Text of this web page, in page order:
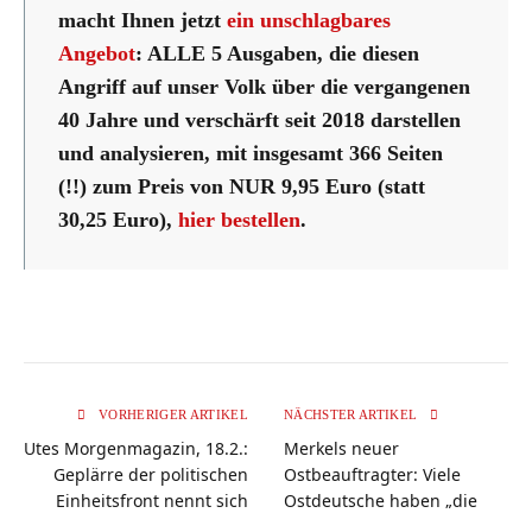
macht Ihnen jetzt ein unschlagbares
Angebot: ALLE 5 Ausgaben, die diesen
Angriff auf unser Volk über die vergangenen
40 Jahre und verschärft seit 2018 darstellen
und analysieren, mit insgesamt 366 Seiten
(!!) zum Preis von NUR 9,95 Euro (statt
30,25 Euro), hier bestellen.
VORHERIGER ARTIKEL
Utes Morgenmagazin, 18.2.:
Geplärre der politischen
Einheitsfront nennt sich
NÄCHSTER ARTIKEL
Merkels neuer
Ostbeauftragter: Viele
Ostdeutsche haben „die